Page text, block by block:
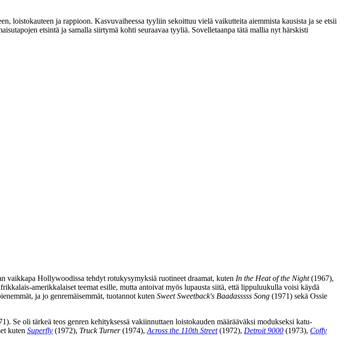
loistokauteen ja rappioon. Kasvuvaiheessa tyyliin sekoittuu vielä vaikutteita aiemmista kausista ja se etsii
etsintä ja samalla siirtymä kohti seuraavaa tyyliä. Sovelletaanpa tätä mallia nyt härskisti
vaikkapa Hollywoodissa tehdyt rotukysymyksiä ruotineet draamat, kuten In the Heat of the Night(1967),
amerikkalaiset teemat esille, mutta antoivat myös lupausta siitä, että lippuluukulla voisi käydä
ja jo genremäisemmät, tuotannot kuten Sweet Sweetback's Baadasssss Song (1971) sekä Ossie
Se oli tärkeä teos genren kehityksessä vakiinnuttaen loistokauden määrääväksi modukseksi katu-
kuten Superfly (1972), Truck Turner(1974), Across the 110th Street(1972), Detroit 9000 (1973), Coffy